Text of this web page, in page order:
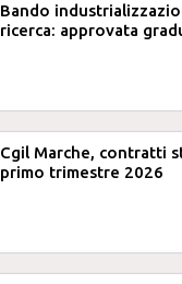
Bando
ricerca: approvata
Cgil Marche, contratti
primo trimestre 2026